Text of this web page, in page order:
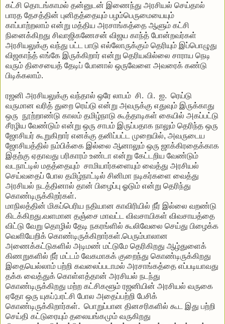
கட்சி தொடங்காமல் தன்னுடன் இணைந்து அரசியல் செய்தால்
பாரத தேசத்தின் புனிதத்தையும் பழம்பெருமையையும்
காப்பாற்றலாம் என்று மத்திய அரசாங்கத்தை ஆளும் கட்சி
நினைக்கிறது சிவாஜிகணேசன் விஜய காந்த் போன்றவர்கள்
அரசியலுக்கு வந்து பட்ட பாடு எல்லோருக்கும் தெரியும் இப்பொழுது
விஜகாந்த் எங்கே இருக்கிறார் என்று தெரியவில்லை சாராய நெடி
வரும் திசையைத் தேடிப் போனால் ஒருவேளை அவரைக் கண்டு
பிடிக்கலாம்.
ரஜனி அரசியலுக்கு வந்தால் ஒரே லாபம் சி. பி. ஐ. ரெய்டு
வருமான வரித் துறை ரெய்டு என்று அவருக்கு எதுவும் இருக்காது
ஒரு நூற்றாண்டு காலம் தமிழ்நாடு கூத்தாடிகள் கையில் அகப்பட்டு
சீரழிய வேண்டும் என்று ஒரு சாபம் இருப்பதாக நாலும் தெரிந்த ஒரு
ஜோசியர் கூறுகிறார் எனக்கு தனிப்பட்ட முறையில், அவருடைய
ஜோசியத்தில் நம்பிக்கை இல்லை ஆனாலும் ஒரு ஜாக்கிரதைக்காக
இதற்கு ஏதாவது பரிகாரம் உண்டா என்று கேட்டறிய வேண்டும்
வடநாட்டில் மதத்தையும் சாமியார்களையும் வைத்து அரசியல்
செய்வதைப் போல தமிழ்நாட்டில் சினிமா நடிகர்களை வைத்து
அரசியல் நடத்தினால் தான் பிழைப்பு ஓடும் என்று தெரிந்து
கொண்டிருக்கிறர்கள்.
மாநிலத்தின் மிகப்பெரிய நதியான காவிரியில் நீர் இல்லை வறண்டு
கிடக்கிறது.வளமான தஞ்சை மாவட்ட விவசாயிகள் விவசாயத்தை
விட்டு வேறு தொழில் தேடி நகரங்ளில் கூலிவேலை செய்து பிழைக்க
வெளியேறிக் கொண்டிருக்கிறார்கள்.பெரும்பாலான
அணைக்கட்டுகளில் அடிமண் மட்டுமே தெரிகிறது ஆழ்துளைக்
கிணறுகளில் நீர் மட்டம் வேகமாகக் குறைந்து கொண்டிருக்கிறது
இதையெல்லாம் பற்றி கவலைப்படாமல் அரசாங்கத்தை எப்படியாவது
தக்க வைத்துக் கொள்ளத்தான் அரசியல் நடந்து
கொண்டிருக்கிறது மற்ற கட்சிகளூம் ரஜனியின் அரசியல் வருகை
ஏதோ ஒரு யுகப்;பரட்சி போல அதைப்பற்றி பேசிக்
கொண்டிருக்கிறார்கள். பொறுப்பான தினசரிகளில் கூட இது பற்றி
செய்தி கட்டுரையும் தலையங்கமும் வருகிறது